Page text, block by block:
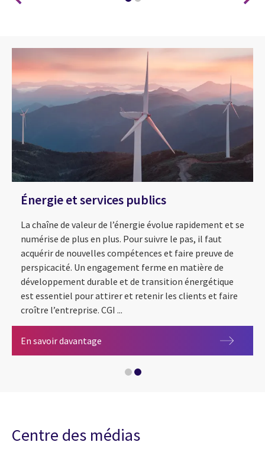
L’IA dans le secteur de l’énergie et des
Énergie et services publics
La chaîne de valeur de l’énergie évolue rapidement et se
numérise de plus en plus. Pour suivre le pas, il faut
acquérir de nouvelles compétences et faire preuve de
perspicacité. Un engagement ferme en matière de
développement durable et de transition énergétique
est essentiel pour attirer et retenir les clients et faire
croître l’entreprise. CGI ...
En savoir davantage
Centre des médias